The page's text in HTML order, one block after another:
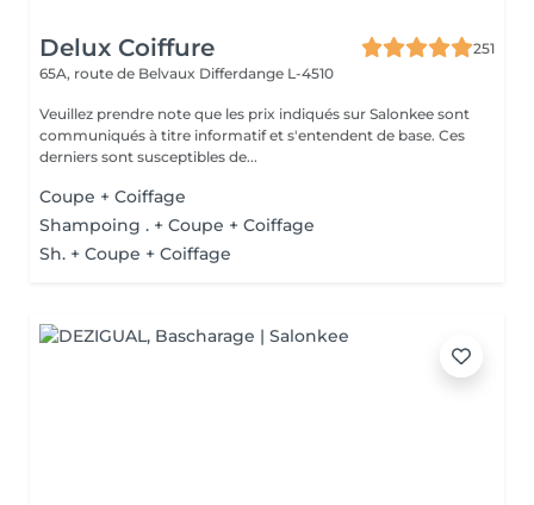
Delux Coiffure
251
65A, route de Belvaux Differdange L-4510
Veuillez prendre note que les prix indiqués sur Salonkee sont
communiqués à titre informatif et s'entendent de base. Ces
derniers sont susceptibles de...
Coupe + Coiffage
Shampoing . + Coupe + Coiffage
Sh. + Coupe + Coiffage